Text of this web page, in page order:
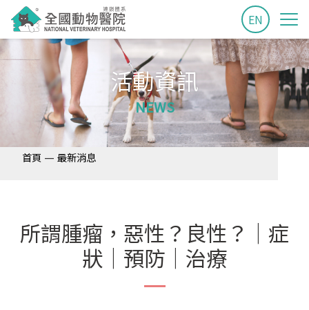
EN
活動資訊
NEWS
首頁 — 最新消息
所謂腫瘤，惡性？良性？│症
狀│預防│治療